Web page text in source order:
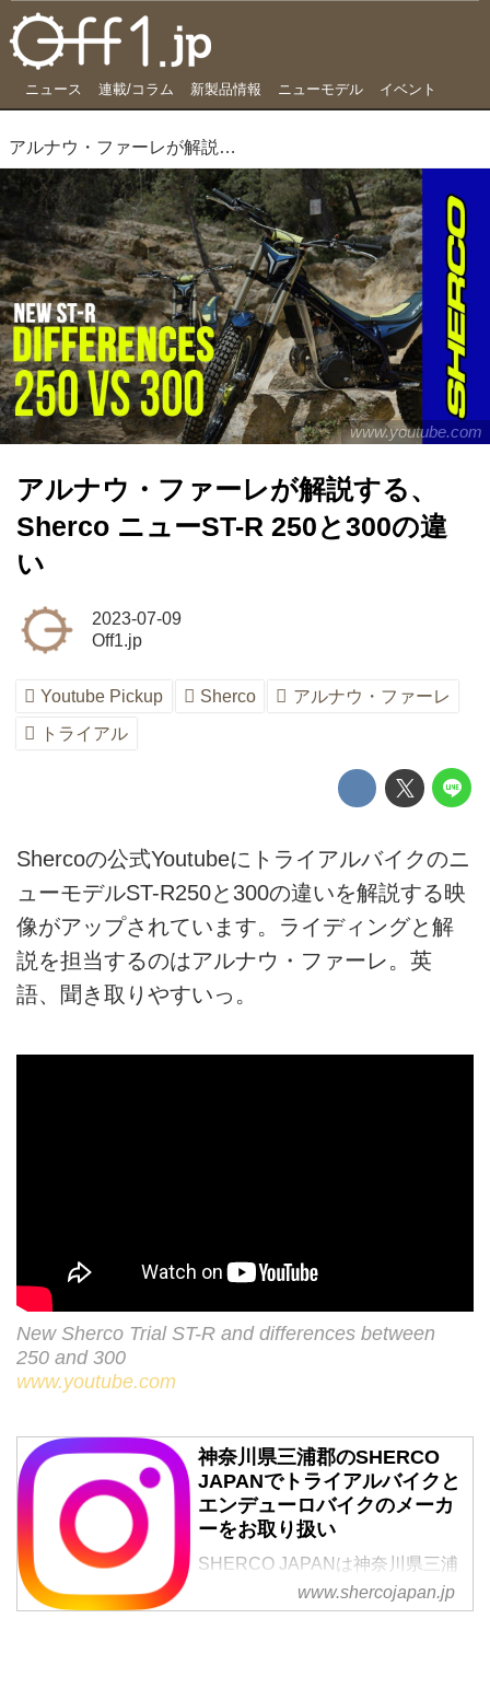
ニュース 連載/コラム 新製品情報 ニューモデル イベント
アルナウ・ファーレが解説する、Sherco ニューST-R 250と300の違い
www.youtube.com
アルナウ・ファーレが解説する、
Sherco ニューST-R 250と300の違
い
2023-07-09
Off1.jp
Youtube Pickup Sherco
アルナウ・ファーレ
トライアル
Shercoの公式Youtubeにトライアルバイクのニ
ューモデルST-R250と300の違いを解説する映
像がアップされています。ライディングと解
説を担当するのはアルナウ・ファーレ。英
語、聞き取りやすいっ。
New Sherco Trial ST-R and differences between
250 and 300
www.youtube.com
神奈川県三浦郡のSHERCO
JAPANでトライアルバイクと
エンデューロバイクのメーカ
ーをお取り扱い
SHERCO JAPANは神奈川県三浦
郡のトータルカーショップ。トラ
イアルバイクとエンデューロバイ
www.shercojapan.jp